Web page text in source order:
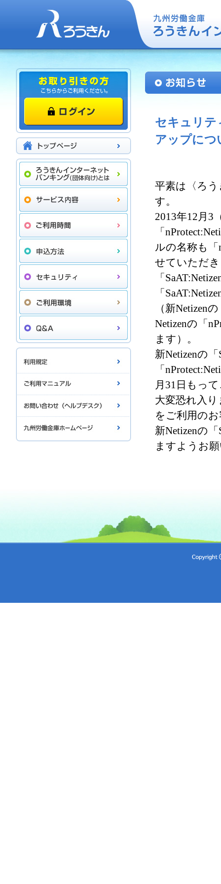
セキュリテ
アップにつ
平素は〈ろ
す。
2013年12月3
「
ルの名称も「
せていただ
「
「
（新Netizen
Netizenの「
ます）。
新Netizenの
「
月31日もっ
大変恐れ入り
をご利用の
新Netizenの
ますようお